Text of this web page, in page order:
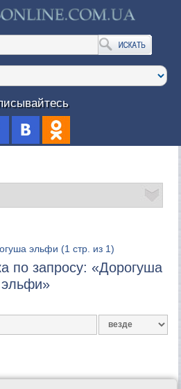
эльфи (1 стр. из 1)
по запросу: «Дорогуша
эльфи»